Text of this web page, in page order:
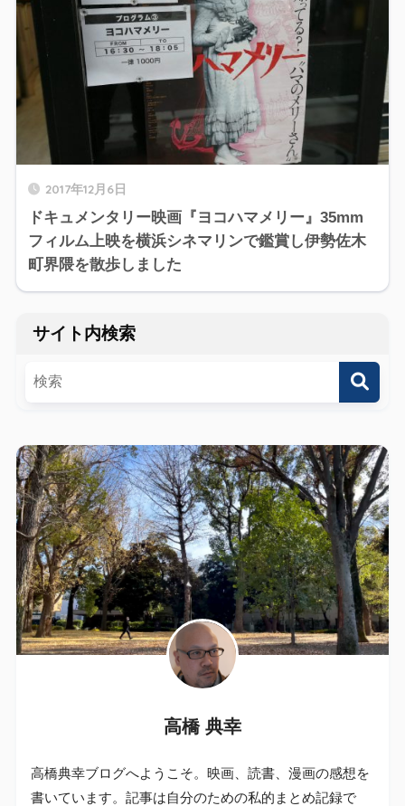
2017年12月6日
ドキュメンタリー映画『ヨコハマメリー』35mm
フィルム上映を横浜シネマリンで鑑賞し伊勢佐木
町界隈を散歩しました
サイト内検索
高橋 典幸
高橋典幸ブログへようこそ。映画、読書、漫画の感想を
書いています。記事は自分のための私的まとめ記録で